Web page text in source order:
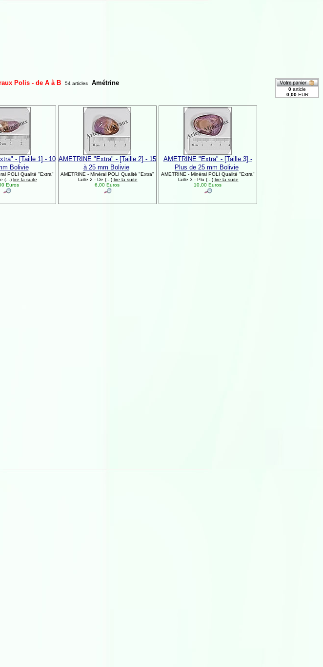
Polis - de A à B 54 articles Amétrine
- [Taille 1] - 10
Bolivie
POLI Qualité "Extra"
(...) lire la suite
Euros
AMETRINE "Extra" - [Taille 2] - 15
à 25 mm Bolivie
AMETRINE - Minéral POLI Qualité "Extra"
Taille 2 - De (...) lire la suite
6,00 Euros
AMETRINE "Extra" - [Taille 3] -
Plus de 25 mm Bolivie
AMETRINE - Minéral POLI Qualité "Extra"
Taille 3 - Plu (...) lire la suite
10,00 Euros